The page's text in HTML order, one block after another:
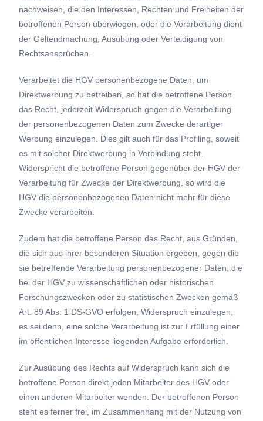
nachweisen, die den Interessen, Rechten und Freiheiten der
betroffenen Person überwiegen, oder die Verarbeitung dient
der Geltendmachung, Ausübung oder Verteidigung von
Rechtsansprüchen.
Verarbeitet die HGV personenbezogene Daten, um
Direktwerbung zu betreiben, so hat die betroffene Person
das Recht, jederzeit Widerspruch gegen die Verarbeitung
der personenbezogenen Daten zum Zwecke derartiger
Werbung einzulegen. Dies gilt auch für das Profiling, soweit
es mit solcher Direktwerbung in Verbindung steht.
Widerspricht die betroffene Person gegenüber der HGV der
Verarbeitung für Zwecke der Direktwerbung, so wird die
HGV die personenbezogenen Daten nicht mehr für diese
Zwecke verarbeiten.
Zudem hat die betroffene Person das Recht, aus Gründen,
die sich aus ihrer besonderen Situation ergeben, gegen die
sie betreffende Verarbeitung personenbezogener Daten, die
bei der HGV zu wissenschaftlichen oder historischen
Forschungszwecken oder zu statistischen Zwecken gemäß
Art. 89 Abs. 1 DS-GVO erfolgen, Widerspruch einzulegen,
es sei denn, eine solche Verarbeitung ist zur Erfüllung einer
im öffentlichen Interesse liegenden Aufgabe erforderlich.
Zur Ausübung des Rechts auf Widerspruch kann sich die
betroffene Person direkt jeden Mitarbeiter des HGV oder
einen anderen Mitarbeiter wenden. Der betroffenen Person
steht es ferner frei, im Zusammenhang mit der Nutzung von